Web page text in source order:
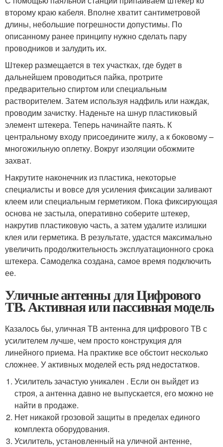
второму краю кабеля. Вполне хватит сантиметровой
длины, небольшие погрешности допустимы. По
описанному ранее принципу нужно сделать пару
проводников и залудить их.
Штекер размещается в тех участках, где будет в
дальнейшем проводиться пайка, протрите
предварительно спиртом или специальным
растворителем. Затем используя надфиль или наждак,
проводим зачистку. Наденьте на шнур пластиковый
элемент штекера. Теперь начинайте паять. К
центральному входу присоедините жилу, а к боковому –
многожильную оплетку. Вокруг изоляции обожмите
захват.
Накрутите наконечник из пластика, некоторые
специалисты и вовсе для усиления фиксации заливают
клеем или специальным герметиком. Пока фиксирующая
основа не застыла, оперативно соберите штекер,
накрутив пластиковую часть, а затем удалите излишки
клея или герметика. В результате, удастся максимально
увеличить продолжительность эксплуатационного срока
штекера. Самоделка создана, самое время подключить
ее.
Уличные антенны для Цифрового
ТВ. Активная или пассивная модель
Казалось бы, уличная ТВ антенна для цифрового ТВ с
усилителем лучше, чем просто конструкция для
линейного приема. На практике все обстоит несколько
сложнее. У активных моделей есть ряд недостатков.
Усилитель зачастую уникален . Если он выйдет из
строя, а антенна давно не выпускается, его можно не
найти в продаже.
Нет никакой грозовой защиты в пределах единого
комплекта оборудования.
Усилитель, установленный на уличной антенне,